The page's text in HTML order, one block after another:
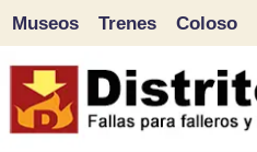
Saltar
al
Museos Trenes Coloso